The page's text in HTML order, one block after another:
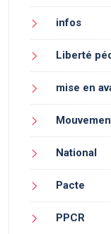
infos
Liberté
mise en
National
Pacte
PPCR